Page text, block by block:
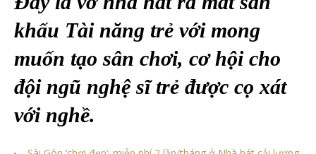
khấu Tài năng trẻ với mong
muốn tạo sân chơi, cơ hội cho
đội ngũ nghệ sĩ trẻ được cọ xát
với nghề.